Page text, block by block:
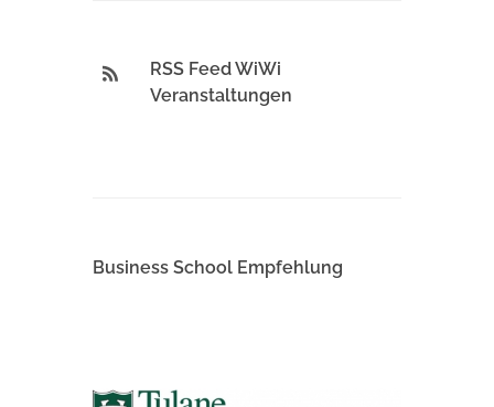
RSS Feed WiWi
Veranstaltungen
Business School Empfehlung